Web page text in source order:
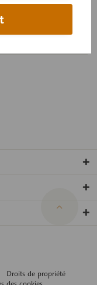
Droits de propriété